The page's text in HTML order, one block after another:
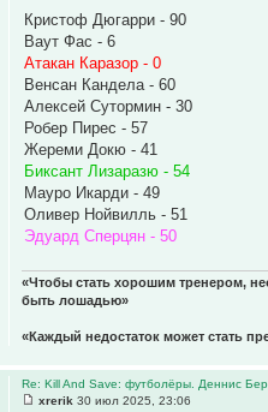
Кристоф Дюгарри - 90
Ваут Фас - 6
Атакан Каразор - 0
Венсан Кандела - 60
Алексей Сутормин - 30
Робер Пирес - 57
Жереми Докю - 41
Биксант Лизаразю - 54
Мауро Икарди - 49
Оливер Нойвилль - 51
Эдуард Сперцян - 50
«Чтобы стать хорошим тренером,
быть лошадью»
«Каждый недостаток может стать
Re: Kill And Save: футболёры. Деннис
xrerik 30 июл 2025, 23:06